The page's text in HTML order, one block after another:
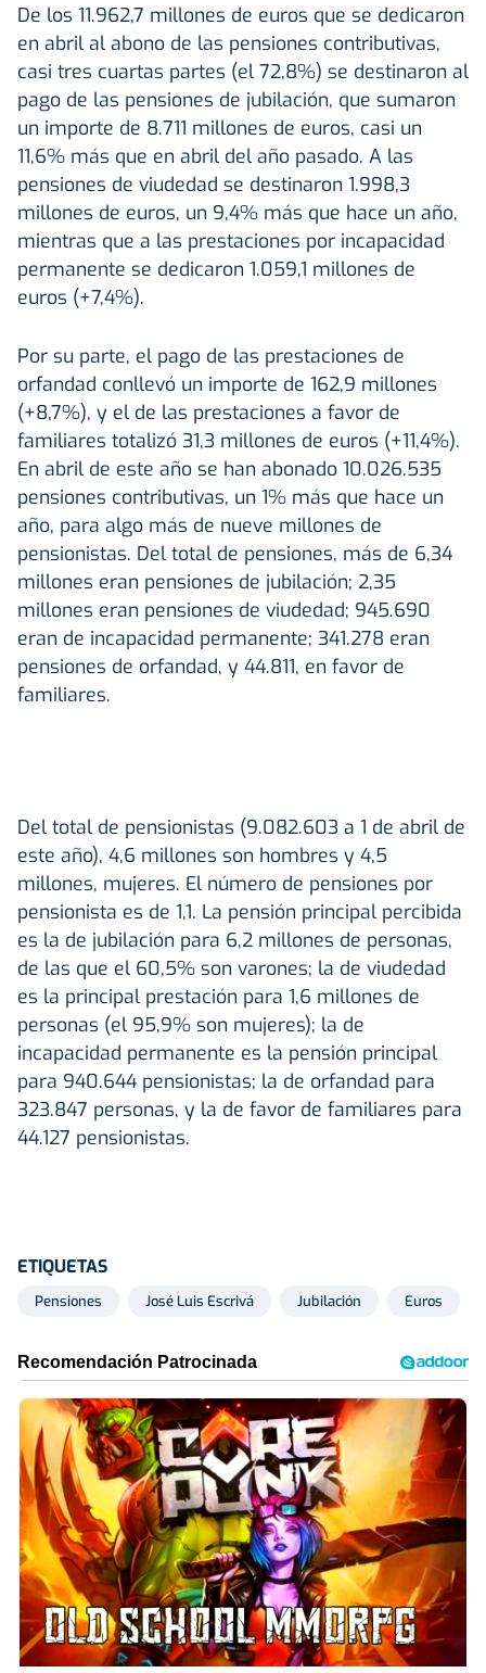
De los 11.962,7 millones de euros que se dedicaron
en abril al abono de las pensiones contributivas,
casi tres cuartas partes (el 72,8%) se destinaron al
pago de las pensiones de jubilación, que sumaron
un importe de 8.711 millones de euros, casi un
11,6% más que en abril del año pasado. A las
pensiones de viudedad se destinaron 1.998,3
millones de euros, un 9,4% más que hace un año,
mientras que a las prestaciones por incapacidad
permanente se dedicaron 1.059,1 millones de
euros (+7,4%).
Por su parte, el pago de las prestaciones de
orfandad conllevó un importe de 162,9 millones
(+8,7%), y el de las prestaciones a favor de
familiares totalizó 31,3 millones de euros (+11,4%).
En abril de este año se han abonado 10.026.535
pensiones contributivas, un 1% más que hace un
año, para algo más de nueve millones de
pensionistas. Del total de pensiones, más de 6,34
millones eran pensiones de jubilación; 2,35
millones eran pensiones de viudedad; 945.690
eran de incapacidad permanente; 341.278 eran
pensiones de orfandad, y 44.811, en favor de
familiares.
Del total de pensionistas (9.082.603 a 1 de abril de
este año), 4,6 millones son hombres y 4,5
millones, mujeres. El número de pensiones por
pensionista es de 1,1. La pensión principal percibida
es la de jubilación para 6,2 millones de personas,
de las que el 60,5% son varones; la de viudedad
es la principal prestación para 1,6 millones de
personas (el 95,9% son mujeres); la de
incapacidad permanente es la pensión principal
para 940.644 pensionistas; la de orfandad para
323.847 personas, y la de favor de familiares para
44.127 pensionistas.
ETIQUETAS
Pensiones José Luis Escrivá Jubilación Euros